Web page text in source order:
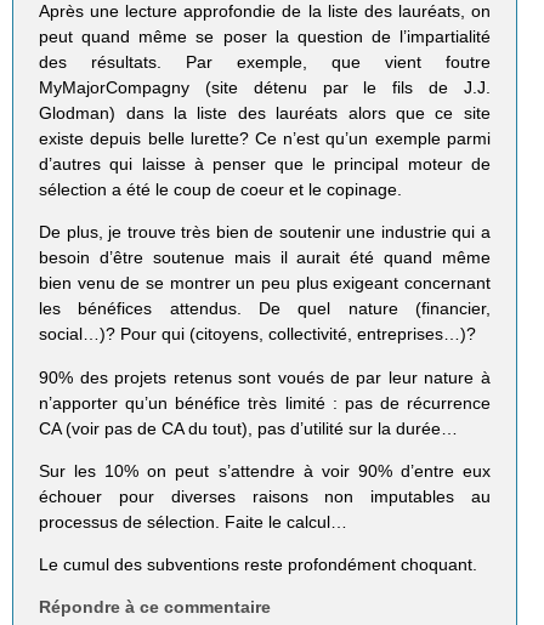
Après une lecture approfondie de la liste des lauréats, on
peut quand même se poser la question de l’impartialité
des résultats. Par exemple, que vient foutre
MyMajorCompagny (site détenu par le fils de J.J.
Glodman) dans la liste des lauréats alors que ce site
existe depuis belle lurette? Ce n’est qu’un exemple parmi
d’autres qui laisse à penser que le principal moteur de
sélection a été le coup de coeur et le copinage.
De plus, je trouve très bien de soutenir une industrie qui a
besoin d’être soutenue mais il aurait été quand même
bien venu de se montrer un peu plus exigeant concernant
les bénéfices attendus. De quel nature (financier,
social…)? Pour qui (citoyens, collectivité, entreprises…)?
90% des projets retenus sont voués de par leur nature à
n’apporter qu’un bénéfice très limité : pas de récurrence
CA (voir pas de CA du tout), pas d’utilité sur la durée…
Sur les 10% on peut s’attendre à voir 90% d’entre eux
échouer pour diverses raisons non imputables au
processus de sélection. Faite le calcul…
Le cumul des subventions reste profondément choquant.
Répondre à ce commentaire